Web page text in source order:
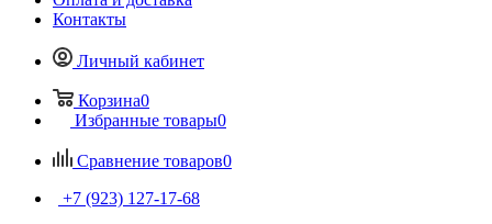
Контакты
Личный кабинет
Корзина0
Избранные товары0
Сравнение товаров0
+7 (923) 127-17-68